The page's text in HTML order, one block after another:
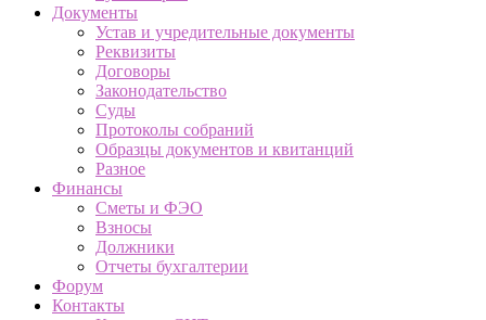
Документы
Устав и учредительные документы
Реквизиты
Договоры
Законодательство
Суды
Протоколы собраний
Образцы документов и квитанций
Разное
Финансы
Сметы и ФЭО
Взносы
Должники
Отчеты бухгалтерии
Форум
Контакты